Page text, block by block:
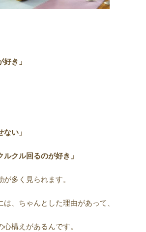
好き」
ない」
ルクル回るのが好き」
多く見られます。
、ちゃんとした理由があって、
構えがあるんです。